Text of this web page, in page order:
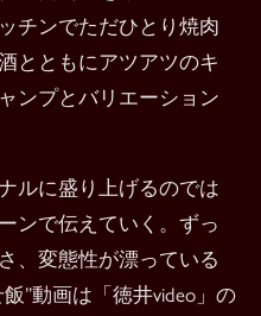
チンでただひとり焼肉
とともにアツアツのキ
ンプとバリエーション
ルに盛り上げるのでは
ンで伝えていく。ずっ
、変態性が漂っている
”動画は「徳井video」の